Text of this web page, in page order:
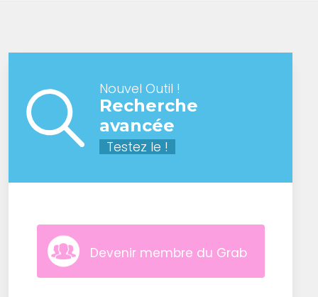
Nouvel Outil !
Recherche
avancée
Testez le !
Devenir membre du Grab